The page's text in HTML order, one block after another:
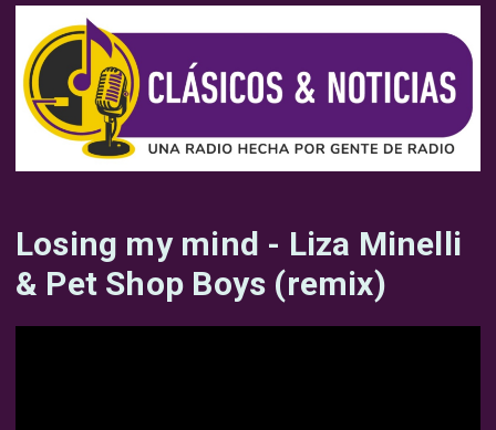
Losing my mind - Liza Minelli
& Pet Shop Boys (remix)